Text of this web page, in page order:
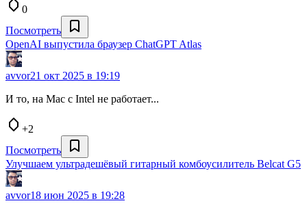
0
Посмотреть
OpenAI выпустила браузер ChatGPT Atlas
avvor21 окт 2025 в 19:19
И то, на Mac с Intel не работает...
+2
Посмотреть
Улучшаем ультрадешёвый гитарный комбоусилитель Belcat G5
avvor18 июн 2025 в 19:28